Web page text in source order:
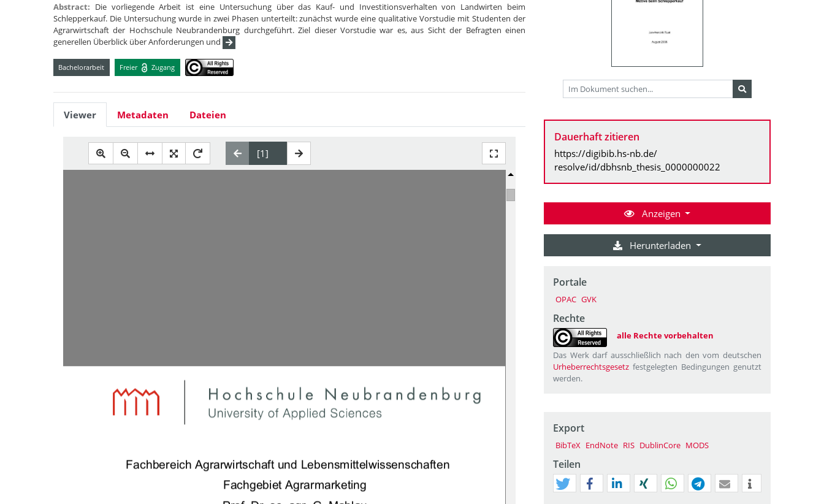
Abstract: Die vorliegende Arbeit ist eine Untersuchung über das Kauf- und Investitionsverhalten von Landwirten beim
Schlepperkauf. Die Untersuchung wurde in zwei Phasen unterteilt: zunächst wurde eine qualitative Vorstudie mit Studenten der
Agrarwirtschaft der Hochschule Neubrandenburg durchgeführt. Ziel dieser Vorstudie war es, aus Sicht der Befragten einen
generellen Überblick über Anforderungen und
Bachelorarbeit Freier Zugang
Viewer Metadaten Dateien
Inhaltsverzeichnis 1
Fachbereich Agrarwirtschaft und Lebensmittelwissenschaften
Fachgebiet Agrarmarketing
Dauerhaft zitieren
https://digibib.hs-nb.de/
resolve/id/dbhsnb_thesis_0000000022
Anzeigen
Herunterladen
Portale
OPAC GVK
Rechte
alle Rechte vorbehalten
Das Werk darf ausschließlich nach den vom deutschen
Urheberrechtsgesetz festgelegten Bedingungen genutzt
werden.
Export
BibTeX EndNote RIS DublinCore MODS
Teilen